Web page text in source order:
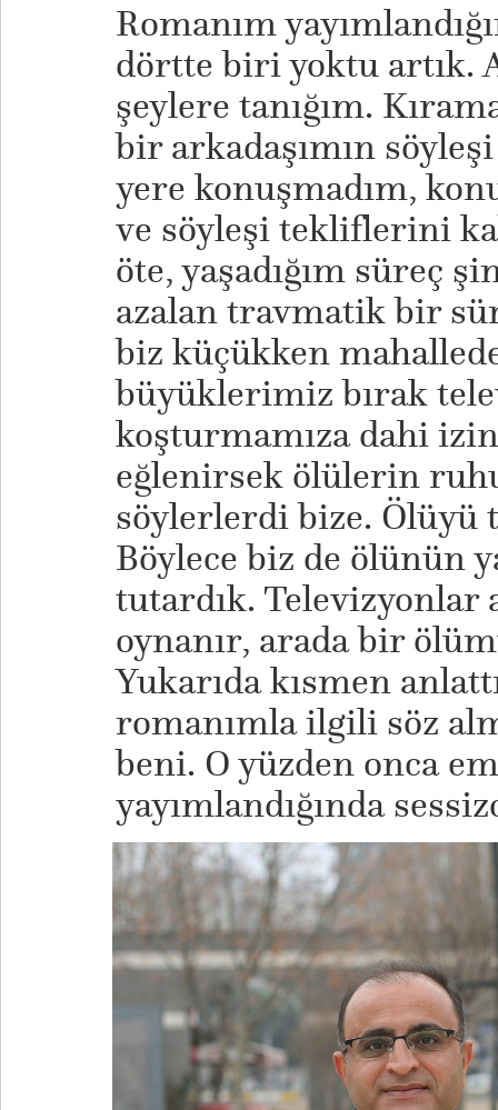
Romanım
dörtte biri yoktu artık.
şeylere tanığım.
bir arkadaşımın
yere konuşmadım,
ve söyleşi tekliflerini
öte, yaşadığım süreç
azalan travmatik bir
biz küçükken
büyüklerimiz bırak
koşturmamıza dahi
eğlenirsek ölülerin
söylerlerdi bize. Ölüyü
Böylece biz de ölünün
tutardık. Televizyonlar
oynanır, arada bir
Yukarıda kısmen
romanımla ilgili söz
beni. O yüzden onca
yayımlandığında